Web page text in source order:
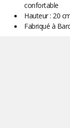
confortable
Hauteur : 20
Fabriqué à